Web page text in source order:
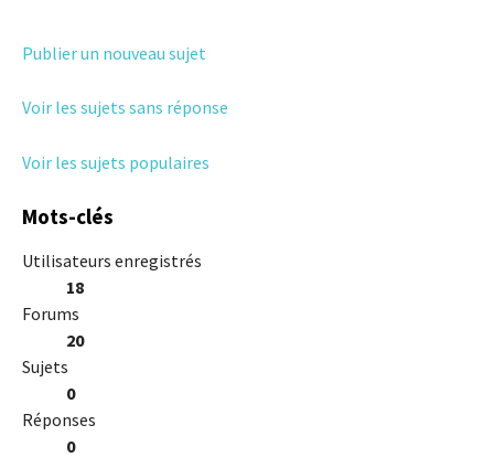
Publier un nouveau sujet
Voir les sujets sans réponse
Voir les sujets populaires
Mots-clés
Utilisateurs enregistrés
18
Forums
20
Sujets
0
Réponses
0